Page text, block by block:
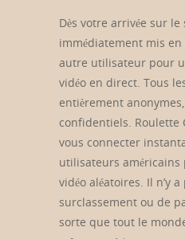
Dès votre arrivée sur le
immédiatement mis
autre utilisateur pour
vidéo en direct. Tous
entièrement
confidentiels. Roulette
vous connecter
utilisateurs américains
vidéo aléatoires. Il n’y a
surclassement ou de
sorte que tout le